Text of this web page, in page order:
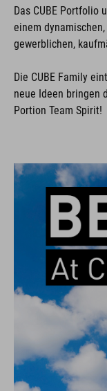
Das CUBE Portfolio
einem
gewerblichen,
Die CUBE Family
neue Ideen bringen
Portion Team Spirit!